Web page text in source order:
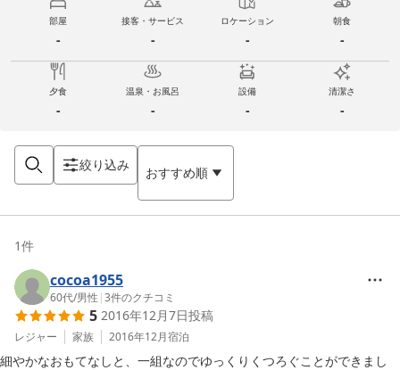
部屋
-
接客・サービス
-
ロケーション
-
朝食
-
夕食
-
温泉・お風呂
-
設備
-
清潔さ
-
絞り込み おすすめ順
1件
cocoa1955
60代/男性 |3件のクチコミ
5 2016年12月7日投稿
レジャー 家族 2016年12月宿泊
細やかなおもてなしと、一組なのでゆっくりくつろぐことができまし